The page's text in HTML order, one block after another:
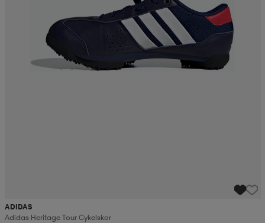
ADIDAS
Adidas Heritage Tour Cykelskor